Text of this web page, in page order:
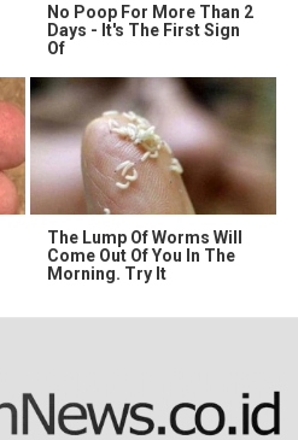
No Poop For More Than 2
Days - It's The First Sign
Of
The Lump Of Worms Will
Come Out Of You In The
Morning. Try It